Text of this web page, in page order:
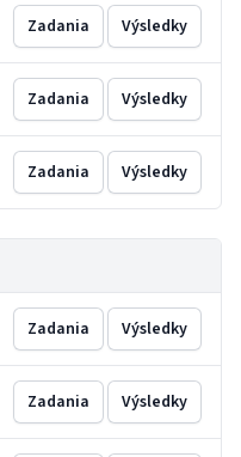
Zadania Výsledky
Zadania Výsledky
Zadania Výsledky
Zadania Výsledky
Zadania Výsledky